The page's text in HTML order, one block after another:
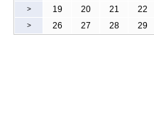
> 19 20 21 22
> 26 27 28 29